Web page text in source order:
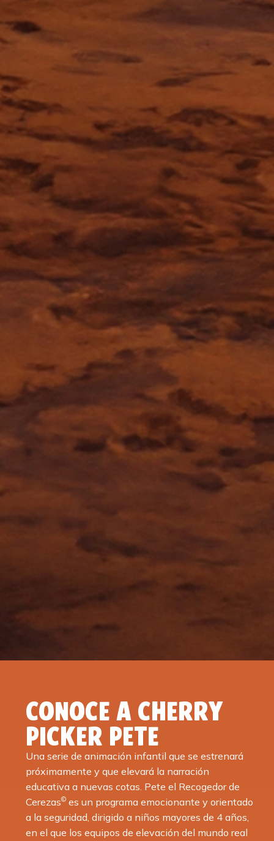
CONOCE A CHERRY
PICKER PETE
Una serie de animación infantil que se estrenará
próximamente y que elevará la narración
educativa a nuevas cotas. Pete el Recogedor de
Cerezas© es un programa emocionante y orientado
a la seguridad, dirigido a niños mayores de 4 años,
en el que los equipos de elevación del mundo real